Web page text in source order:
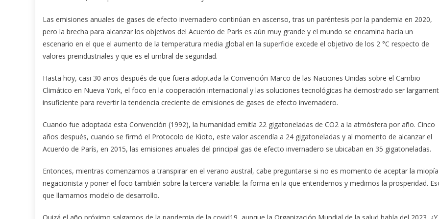
Las emisiones anuales de gases de efecto invernadero continúan en ascenso, tras un paréntesis por la pandemia en 2020,
pero la brecha para alcanzar los objetivos del Acuerdo de París es aún muy grande y el mundo se encamina hacia un
escenario en el que el aumento de la temperatura media global en la superficie excede el objetivo de los 2 °C respecto de
valores preindustriales y que es el umbral de seguridad.
Hasta hoy, casi 30 años después de que fuera adoptada la Convención Marco de las Naciones Unidas sobre el Cambio
Climático en Nueva York, el foco en la cooperación internacional y las soluciones tecnológicas ha demostrado ser
insuficiente para revertir la tendencia creciente de emisiones de gases de efecto invernadero.
Cuando fue adoptada esta Convención (1992), la humanidad emitía 22 gigatoneladas de CO2 a la atmósfera por año. Cinco
años después, cuando se firmó el Protocolo de Kioto, este valor ascendía a 24 gigatoneladas y al momento de alcanzar el
Acuerdo de París, en 2015, las emisiones anuales del principal gas de efecto invernadero se ubicaban en 35 gigatoneladas.
Entonces, mientras comenzamos a transpirar en el verano austral, cabe preguntarse si no es momento de aceptar la miopía
negacionista y poner el foco también sobre la tercera variable: la forma en la que entendemos y medimos la prosperidad.
que llamamos modelo de desarrollo.